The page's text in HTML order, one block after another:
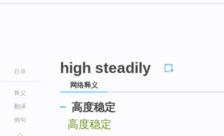
目录
释义
翻译
例句
high steadily
网络释义
高度稳定
高度稳定